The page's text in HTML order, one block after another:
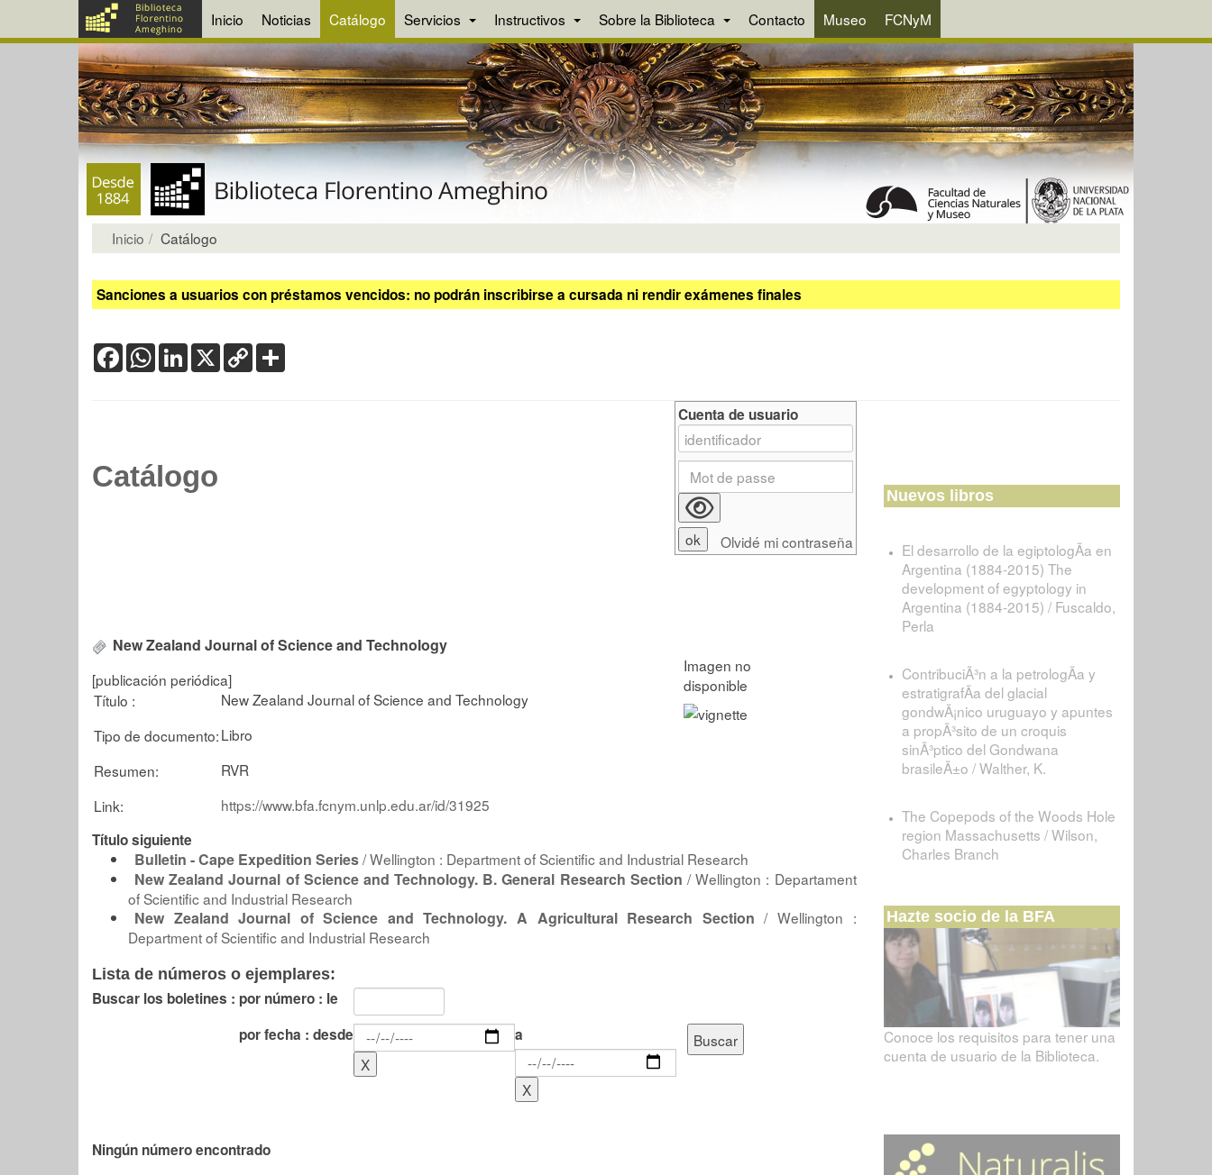
Inicio Noticias Catálogo Servicios Instructivos Sobre la Biblioteca Contacto Museo FCNyM
Inicio Catálogo
Sanciones a usuarios con préstamos vencidos: no podrán inscribirse a cursada ni rendir exámenes finales
FacebookWhatsApp
LinkedIn
X Copy
Link
Catálogo
New Zealand Journal of Science and Technology
[publicación periódica]
Título :
New Zealand Journal of Science and Technology
Tipo de documento:Libro
Resumen:
RVR
Link:
https://www.bfa.fcnym.unlp.edu.ar/id/31925
Título siguiente
Bulletin - Cape Expedition Series/ Wellington : Department of Scientific and Industrial Research
New Zealand Journal of Science and Technology. B. General Research Section / Wellington : Departament
of Scientific and Industrial Research
New Zealand Journal of Science and Technology. A Agricultural Research Section / Wellington :
Department of Scientific and Industrial Research
Lista de números o ejemplares:
Buscar los boletines : por número : le
por fecha : desde
a
Ningún número encontrado
Cuenta de usuario
Olvidé mi contraseña
Nuevos libros
El desarrollo de la egiptologÃ­a en
Argentina (1884-2015) The
development of egyptology in
Argentina (1884-2015) / Fuscaldo,
Perla
ContribuciÃ³n a la petrologÃ­a y
estratigrafÃ­a del glacial
gondwÃ¡nico uruguayo y apuntes
a propÃ³sito de un croquis
sinÃ³ptico del Gondwana
brasileÃ±o / Walther, K.
The Copepods of the Woods Hole
region Massachusetts / Wilson,
Charles Branch
Hazte socio de la BFA
Conoce los requisitos para tener una
cuenta de usuario de la Biblioteca.